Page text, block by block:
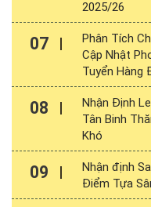
2025/26
07
Phân Tích
Cập Nhật
Tuyển Hàng
08
Nhận Định
Tân Binh
Khó
09
Nhận định
Điểm Tựa